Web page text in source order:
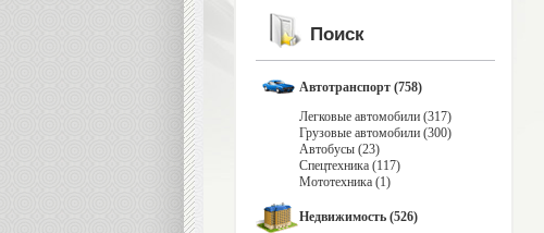
Поиск
Автотранспорт (758)
Легковые автомобили (317)
Грузовые автомобили (300)
Автобусы (23)
Спецтехника (117)
Мототехника (1)
Недвижимость (526)